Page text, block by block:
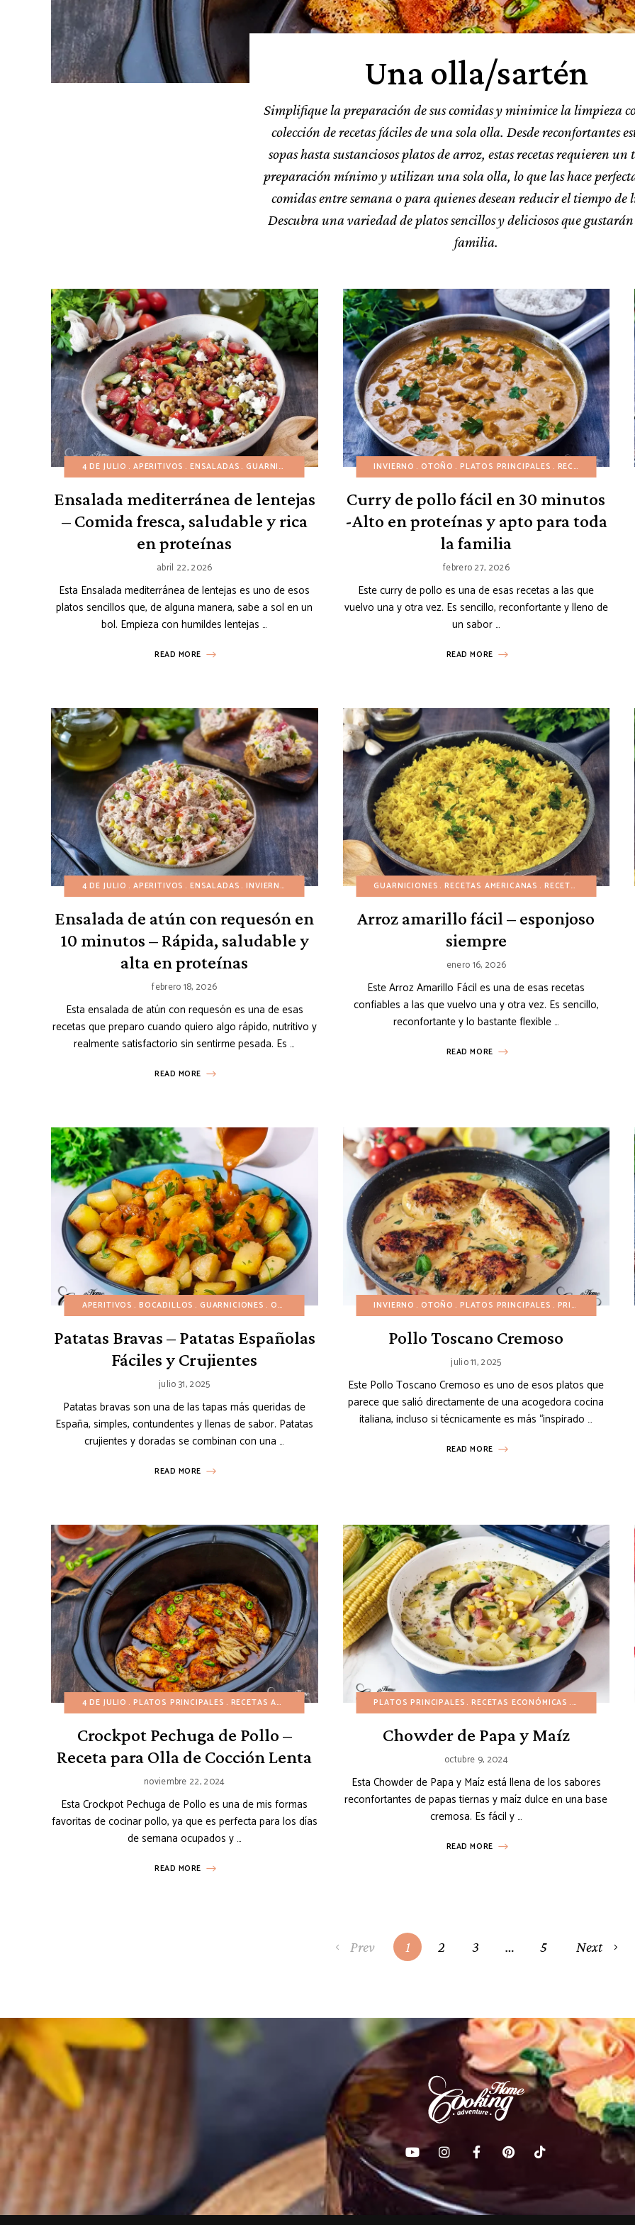
Una olla/sartén
Simplifique la preparación de sus comidas y minimice la limpieza
colección de recetas fáciles de una sola olla. Desde reconfortantes
sopas hasta sustanciosos platos de arroz, estas recetas requieren un
preparación mínimo y utilizan una sola olla, lo que las hace
comidas entre semana o para quienes desean reducir el tiempo de
Descubra una variedad de platos sencillos y deliciosos que
familia.
4 DE JULIO APERITIVOS ENSALADAS GUARNICIONES PRIMAVERA RECETAS ECONÓMICAS RECETAS EN 30 MINUTOS RECETAS
Ensalada mediterránea de lentejas
– Comida fresca, saludable y rica
en proteínas
abril 22, 2026
Esta Ensalada mediterránea de lentejas es uno de esos
platos sencillos que, de alguna manera, sabe a sol en un
bol. Empieza con humildes lentejas …
READ MORE
INVIERNO OTOÑO PLATOS PRINCIPALES RECETAS ASIÁTICAS
Curry de pollo fácil en 30 minutos
-Alto en proteínas y apto para toda
la familia
febrero 27, 2026
Este curry de pollo es una de esas recetas a las que
vuelvo una y otra vez. Es sencillo, reconfortante y lleno de
un sabor …
READ MORE
4 DE JULIO APERITIVOS ENSALADAS INVIERNO OTOÑO PLATOS PRINCIPALES PRIMAVERA RECETAS AMERICANAS RECETAS
Ensalada de atún con requesón en
10 minutos – Rápida, saludable y
alta en proteínas
febrero 18, 2026
Esta ensalada de atún con requesón es una de esas
recetas que preparo cuando quiero algo rápido, nutritivo y
realmente satisfactorio sin sentirme pesada. Es …
READ MORE
GUARNICIONES RECETAS AMERICANAS RECETAS ASIÁTICAS
Arroz amarillo fácil – esponjoso
siempre
enero 16, 2026
Este Arroz Amarillo Fácil es una de esas recetas
confiables a las que vuelvo una y otra vez. Es sencillo,
reconfortante y lo bastante flexible …
READ MORE
APERITIVOS BOCADILLOS GUARNICIONES OTOÑO RECETAS ECONÓMICAS RECETAS EN 30 MINUTOS RECETAS ESPAÑOLAS
Patatas Bravas – Patatas Españolas
Fáciles y Crujientes
julio 31, 2025
Patatas bravas son una de las tapas más queridas de
España, simples, contundentes y llenas de sabor. Patatas
crujientes y doradas se combinan con una …
READ MORE
INVIERNO OTOÑO PLATOS PRINCIPALES PRIMAVERA
Pollo Toscano Cremoso
julio 11, 2025
Este Pollo Toscano Cremoso es uno de esos platos que
parece que salió directamente de una acogedora cocina
italiana, incluso si técnicamente es más “inspirado …
READ MORE
4 DE JULIO PLATOS PRINCIPALES RECETAS AMERICANAS RECETAS ECONÓMICAS RECETAS SALUDABLES SIN HUEVO
Crockpot Pechuga de Pollo –
Receta para Olla de Cocción Lenta
noviembre 22, 2024
Esta Crockpot Pechuga de Pollo es una de mis formas
favoritas de cocinar pollo, ya que es perfecta para los días
de semana ocupados y …
READ MORE
PLATOS PRINCIPALES RECETAS ECONÓMICAS RECETAS EN
Chowder de Papa y Maíz
octubre 9, 2024
Esta Chowder de Papa y Maíz está llena de los sabores
reconfortantes de papas tiernas y maíz dulce en una base
cremosa. Es fácil y …
READ MORE
Prev 1 2 3 … 5 Next